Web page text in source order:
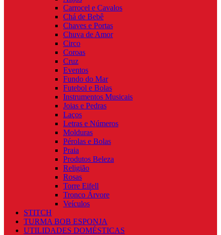
Carrocel e Cavalos
Chá de Bebê
Chaves e Portas
Chuva de Amor
Circo
Coroas
Cruz
Eventos
Fundo do Mar
Futebol e Bolas
Instrumentos Musicais
Joias e Pedras
Laços
Letras e Números
Molduras
Pérolas e Bolas
Praia
Produtos Beleza
Religião
Rosas
Torre Eifell
Tronco Árvore
Veículos
STITCH
TURMA BOB ESPONJA
UTILIDADES DOMÉSTICAS